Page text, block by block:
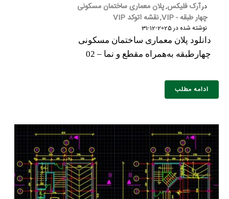
درآرک فلیکس,پلان معماری ساختمان مسکونی
چهار طبقه - VIP
,نقشه اتوکد VIP
نوشته شده در2025-12-31
دانلود پلان معماری ساختمان مسکونی
چهارطبقه به‌همراه مقطع و نما – 02
ادامه مطلب
تلفن همراه : *